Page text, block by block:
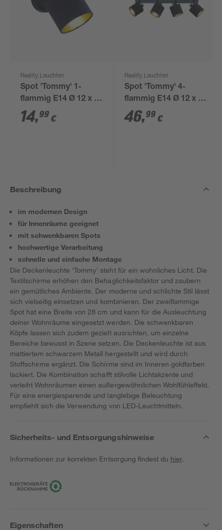
Reality Leuchten
Spot 'Tommy' 1-
flammig E14 Ø 12 x 12
x 19 x 17,6 cm
14,99 €
Reality Leuchten
Spot 'Tommy' 4-
flammig E14 Ø 12 x 70
x 19 x 17,6 cm
46,99 €
Beschreibung
im modernen Design
für Innenräume geeignet
mit schwenkbaren Spots
hochwertige Verarbeitung
schnelle und einfache Montage
Die Deckenleuchte 'Tommy' steht für ein wohnliches Licht. Die
Textilschirme erhöhen den Behaglichkeitsfaktor und zaubern
ein gemütliches Ambiente. Der moderne und schlichte Stil lässt
sich vielseitig einsetzen und kombinieren. Der zweiflammige
Spot hat eine Breite von 28 cm und kann für die Ausleuchtung
deiner Wohnräume eingesetzt werden. Die schwenkbaren
Köpfe lassen sich zudem gezielt ausrichten, um einzelne
Bereiche bewusst in Szene setzen. Die Deckenleuchte ist aus
mattiertem schwarzem Metall hergestellt und wird durch
Stoffschirme ergänzt. Die Schirme sind im Inneren goldfarben
lackiert. Die Kombination schafft stilvolle Lichtakzente und
verleiht Wohnräumen einen außergewöhnlichen Wohlfühleffekt.
Für eine energiesparende und langlebige Beleuchtung
empfiehlt sich die Verwendung von LED-Leuchtmitteln.
Sicherheits- und Entsorgungshinweise
Informationen zur korrekten Entsorgung findest du hier.
Eigenschaften